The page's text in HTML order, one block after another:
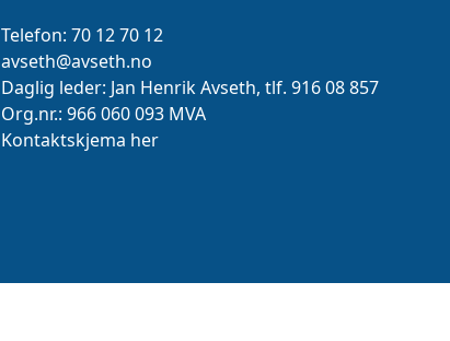
Telefon: 70 12 70 12
avseth@avseth.no
Daglig leder: Jan Henrik Avseth, tlf. 916 08 857
Org.nr.: 966 060 093 MVA
Kontaktskjema her